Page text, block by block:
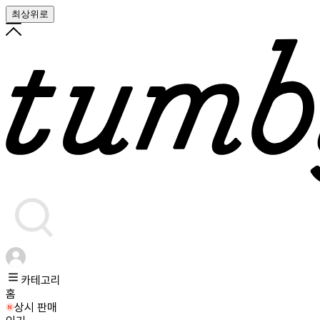
최상위로
카테고리
홈
상시 판매